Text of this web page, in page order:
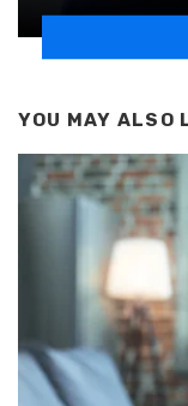
YOU MAY ALSO